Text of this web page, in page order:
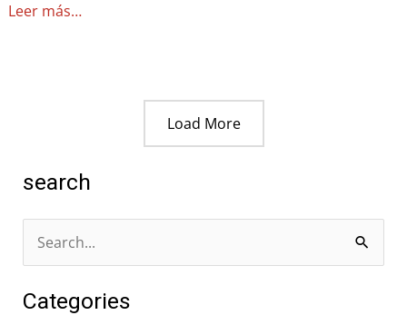
Leer más…
Load More
search
r
Categories